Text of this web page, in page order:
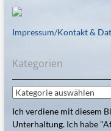
Impressum/Kontakt &
Kategorien
Kategorien
Ich verdiene mit diesem
Unterhaltung. Ich habe